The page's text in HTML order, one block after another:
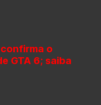
o
GTA 6; saiba